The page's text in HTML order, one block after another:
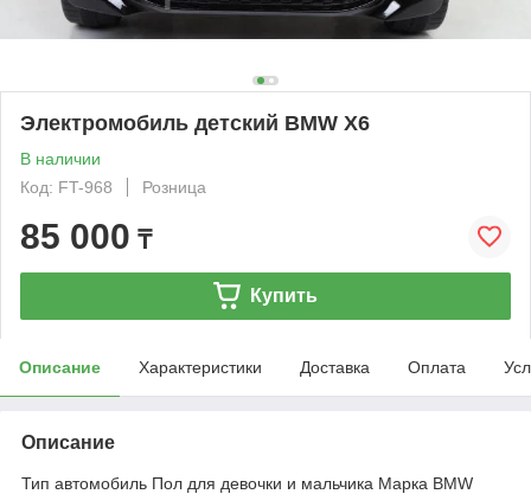
Электромобиль детский BMW X6
В наличии
Код: FT-968
Розница
85 000 ₸
Купить
Описание Характеристики Доставка Оплата
Описание
Тип автомобиль Пол для девочки и мальчика Марка BMW